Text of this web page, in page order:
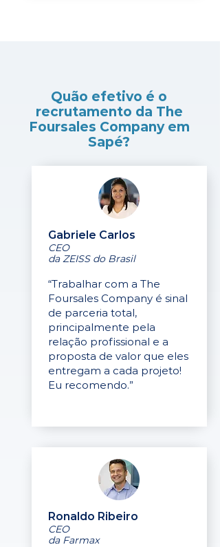
Quão efetivo é o
recrutamento da The
Foursales Company em
Sapé?
Gabriele Carlos
CEO
da ZEISS do Brasil
“Trabalhar com a The
Foursales Company é sinal
de parceria total,
principalmente pela
relação profissional e a
proposta de valor que eles
entregam a cada projeto!
Eu recomendo.”
Ronaldo Ribeiro
CEO
da Farmax